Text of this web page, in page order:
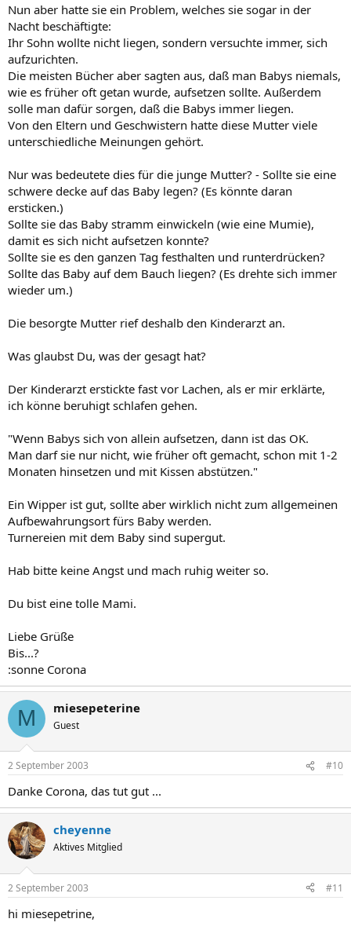
Nun aber hatte sie ein Problem, welches sie sogar in der
Nacht beschäftigte:
Ihr Sohn wollte nicht liegen, sondern versuchte immer, sich
aufzurichten.
Die meisten Bücher aber sagten aus, daß man Babys niemals,
wie es früher oft getan wurde, aufsetzen sollte. Außerdem
solle man dafür sorgen, daß die Babys immer liegen.
Von den Eltern und Geschwistern hatte diese Mutter viele
unterschiedliche Meinungen gehört.
Nur was bedeutete dies für die junge Mutter? - Sollte sie eine
schwere decke auf das Baby legen? (Es könnte daran
ersticken.)
Sollte sie das Baby stramm einwickeln (wie eine Mumie),
damit es sich nicht aufsetzen konnte?
Sollte sie es den ganzen Tag festhalten und runterdrücken?
Sollte das Baby auf dem Bauch liegen? (Es drehte sich immer
wieder um.)
Die besorgte Mutter rief deshalb den Kinderarzt an.
Was glaubst Du, was der gesagt hat?
Der Kinderarzt erstickte fast vor Lachen, als er mir erklärte,
ich könne beruhigt schlafen gehen.
"Wenn Babys sich von allein aufsetzen, dann ist das OK.
Man darf sie nur nicht, wie früher oft gemacht, schon mit 1-2
Monaten hinsetzen und mit Kissen abstützen."
Ein Wipper ist gut, sollte aber wirklich nicht zum allgemeinen
Aufbewahrungsort fürs Baby werden.
Turnereien mit dem Baby sind supergut.
Hab bitte keine Angst und mach ruhig weiter so.
Du bist eine tolle Mami.
Liebe Grüße
Bis...?
:sonne Corona
M miesepeterine
Guest
2 September 2003 #10
Danke Corona, das tut gut ...
cheyenne
Aktives Mitglied
2 September 2003 #11
hi miesepetrine,